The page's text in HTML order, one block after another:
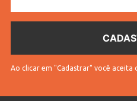
Ao clicar em "Cadastrar" você aceita